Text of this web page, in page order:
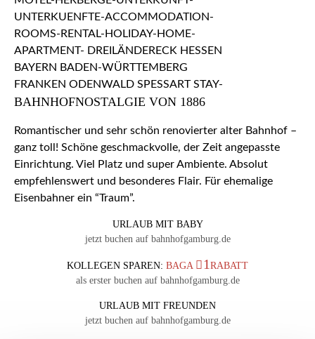
BAHNHOFNOSTALGIE VON 1886
Romantischer und sehr schön renovierter alter Bahnhof –
ganz toll! Schöne geschmackvolle, der Zeit angepasste
Einrichtung. Viel Platz und super Ambiente. Absolut
empfehlenswert und besonderes Flair. Für ehemalige
Eisenbahner ein “Traum”.
URLAUB MIT BABY
jetzt buchen auf bahnhofgamburg.de
KOLLEGEN SPAREN:BAGA 1 RABATT
als erster buchen auf bahnhofgamburg.de
URLAUB MIT FREUNDEN
jetzt buchen auf bahnhofgamburg.de